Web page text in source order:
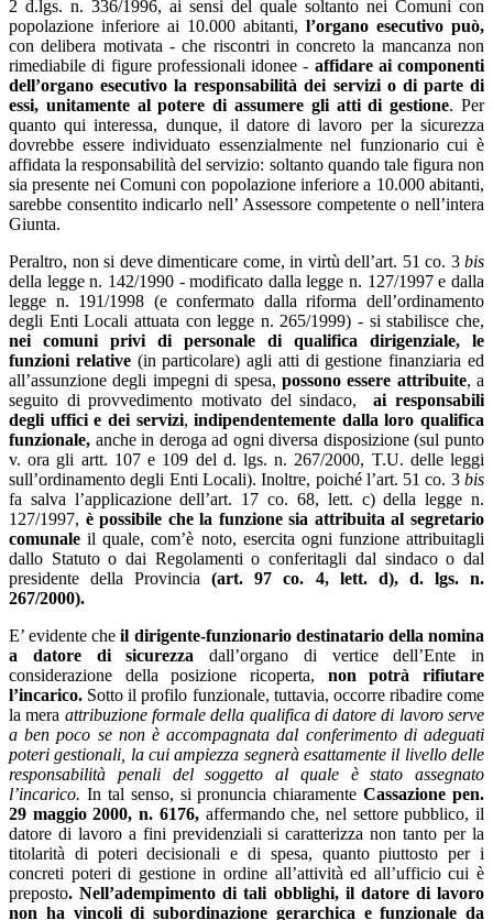
2 d.lgs. n. 336/1996, ai sensi del quale soltanto nei Comuni con
popolazione inferiore ai 10.000 abitanti, l’organo esecutivo può,
con delibera motivata - che riscontri in concreto la mancanza non
rimediabile di figure professionali idonee - affidare ai componenti
dell’organo esecutivo la responsabilità dei servizi o di parte di
essi, unitamente al potere di assumere gli atti di gestione. Per
quanto qui interessa, dunque, il datore di lavoro per la sicurezza
dovrebbe essere individuato essenzialmente nel funzionario cui è
affidata la responsabilità del servizio: soltanto quando tale figura non
sia presente nei Comuni con popolazione inferiore a 10.000 abitanti,
sarebbe consentito indicarlo nell’ Assessore competente o nell’intera
Giunta.
Peraltro, non si deve dimenticare come, in virtù dell’art. 51 co. 3 bis
della legge n. 142/1990 - modificato dalla legge n. 127/1997 e dalla
legge n. 191/1998 (e confermato dalla riforma dell’ordinamento
degli Enti Locali attuata con legge n. 265/1999) - si stabilisce che,
nei comuni privi di personale di qualifica dirigenziale, le
funzioni relative (in particolare) agli atti di gestione finanziaria ed
all’assunzione degli impegni di spesa, possono essere attribuite, a
seguito di provvedimento motivato del sindaco,ai responsabili
degli uffici e dei servizi,indipendentemente dalla loro qualifica
funzionale, anche in deroga ad ogni diversa disposizione (sul punto
v. ora gli artt. 107 e 109 del d. lgs. n. 267/2000, T.U. delle leggi
sull’ordinamento degli Enti Locali). Inoltre, poiché l’art. 51 co. 3 bis
fa salva l’applicazione dell’art. 17 co. 68, lett. c) della legge n.
127/1997, è possibile che la funzione sia attribuita al segretario
comunale il quale, com’è noto, esercita ogni funzione attribuitagli
dallo Statuto o dai Regolamenti o conferitagli dal sindaco o dal
presidente della Provincia(art. 97 co. 4, lett. d), d. lgs. n.
267/2000).
E’ evidente cheil dirigente-funzionario destinatario della nomina
a datore di sicurezza dall’organo di vertice dell’Ente in
considerazione della posizione ricoperta, non potrà rifiutare
l’incarico. Sotto il profilo funzionale, tuttavia, occorre ribadire come
la mera attribuzione formale della qualifica di datore di lavoro serve
a ben poco se non è accompagnata dal conferimento di adeguati
poteri gestionali, la cui ampiezza segnerà esattamente il livello delle
responsabilità penali del soggetto al quale è stato assegnato
l’incarico. In tal senso, si pronuncia chiaramenteCassazione pen.
29 maggio 2000, n. 6176, affermando che, nel settore pubblico, il
datore di lavoro a fini previdenziali si caratterizza non tanto per la
titolarità di poteri decisionali e di spesa, quanto piuttosto per i
concreti poteri di gestione in ordine all’attività ed all’ufficio cui è
preposto. Nell’adempimento di tali obblighi, il datore di lavoro
non ha vincoli di subordinazione gerarchica e funzionale da